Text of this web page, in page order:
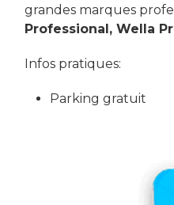
grandes marques
Professional, Wella
Infos pratiques:
Parking gratuit